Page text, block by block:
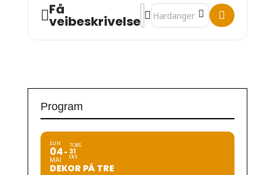
Få
veibeskrivelse
Address - Sundstøl & Dahlen
Destination Address -
Program
SUN
04
MAI
TORS
31
DES
DEKOR PÅ TRE